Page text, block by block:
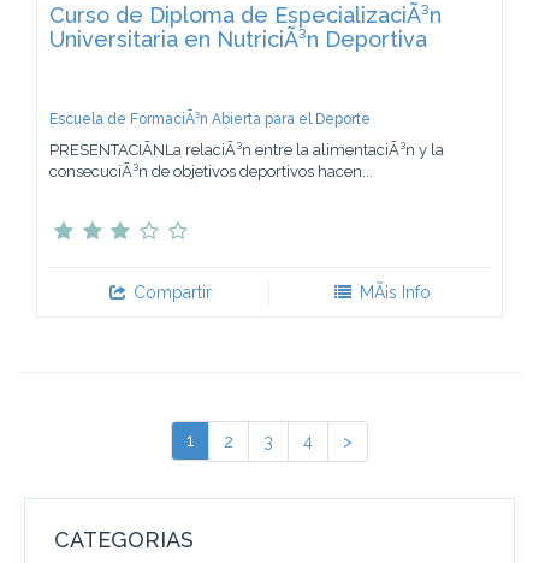
Curso de Diploma de EspecializaciÃ³n
Universitaria en NutriciÃ³n Deportiva
Escuela de FormaciÃ³n Abierta para el Deporte
PRESENTACIÃNLa relaciÃ³n entre la alimentaciÃ³n y la
consecuciÃ³n de objetivos deportivos hacen...
Compartir MÃ¡s Info
1 2 3 4 >
CATEGORIAS